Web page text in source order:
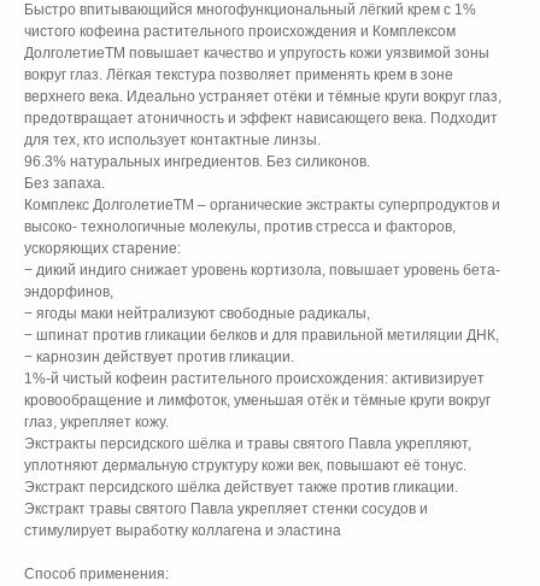
Быстро впитывающийся многофункциональный лёгкий крем с 1%
чистого кофеина растительного происхождения и Комплексом
ДолголетиеTM повышает качество и упругость кожи уязвимой зоны
вокруг глаз. Лёгкая текстура позволяет применять крем в зоне
верхнего века. Идеально устраняет отёки и тёмные круги вокруг глаз,
предотвращает атоничность и эффект нависающего века. Подходит
для тех, кто использует контактные линзы.
96.3% натуральных ингредиентов. Без силиконов.
Без запаха.
Комплекс ДолголетиеTM – органические экстракты суперпродуктов и
высоко- технологичные молекулы, против стресса и факторов,
ускоряющих старение:
− дикий индиго снижает уровень кортизола, повышает уровень бета-
эндорфинов,
− ягоды маки нейтрализуют свободные радикалы,
− шпинат против гликации белков и для правильной метиляции ДНК,
− карнозин действует против гликации.
1%-й чистый кофеин растительного происхождения: активизирует
кровообращение и лимфоток, уменьшая отёк и тёмные круги вокруг
глаз, укрепляет кожу.
Экстракты персидского шёлка и травы святого Павла укрепляют,
уплотняют дермальную структуру кожи век, повышают её тонус.
Экстракт персидского шёлка действует также против гликации.
Экстракт травы святого Павла укрепляет стенки сосудов и
стимулирует выработку коллагена и эластина
Способ применения: